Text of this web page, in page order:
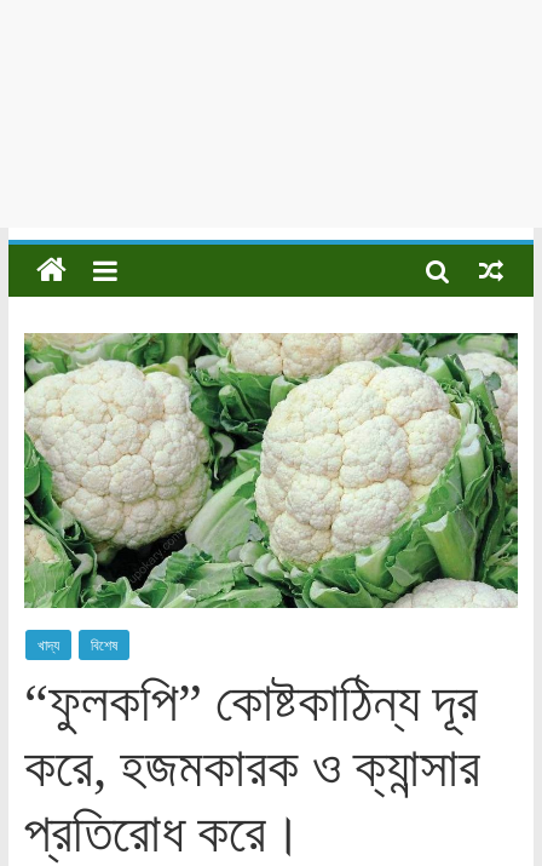
খাদ্য বিশেষ
“ফুলকপি” কোষ্টকাঠিন্য দূর
করে, হজমকারক ও ক্যান্সার
প্রতিরোধ করে।